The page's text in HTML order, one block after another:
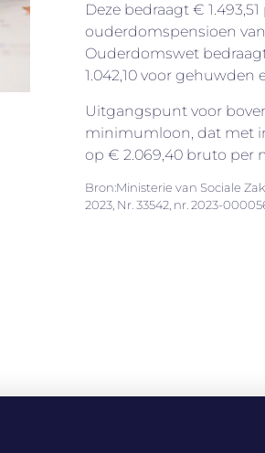
Deze bedraagt €
ouderdomspensioen
Ouderdomswet
1.042,10 voor
Uitgangspunt voor
minimumloon, dat met
op € 2.069,40 bruto per
Bron:Ministerie van Sociale
2023, Nr. 33542, nr. 2023-